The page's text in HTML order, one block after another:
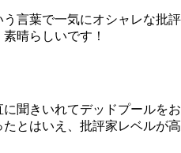
言葉で一気にオシャレな批評
晴らしいです！
聞きいれてデッドプールをお
とはいえ、批評家レベルが高